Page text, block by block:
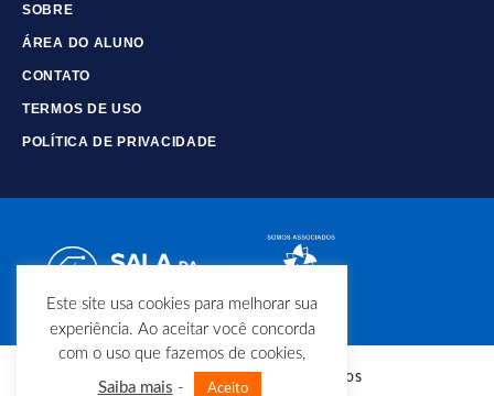
SOBRE
ÁREA DO ALUNO
CONTATO
TERMOS DE USO
POLÍTICA DE PRIVACIDADE
© Copyright - Todos os direitos
Este site usa cookies para melhorar sua
experiência. Ao aceitar você concorda
com o uso que fazemos de cookies,
Saiba mais - Aceito